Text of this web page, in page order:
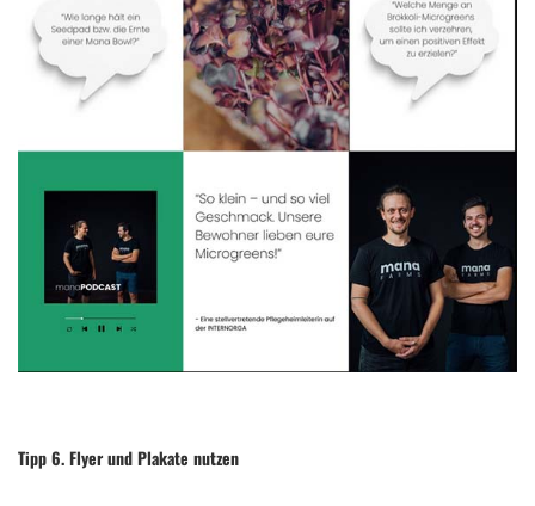
Tipp 6. Flyer und Plakate nutzen